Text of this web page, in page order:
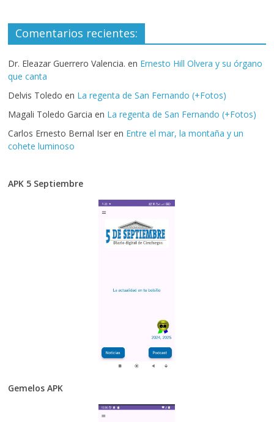
Comentarios recientes:
Dr. Eleazar Guerrero Valencia. en Ernesto Hill Olvera y su órgano
que canta
Delvis Toledo en La regenta de San Fernando (+Fotos)
Magali Toledo Garcia en La regenta de San Fernando (+Fotos)
Carlos Ernesto Bernal Iser en Entre el mar, la montaña y un
cohete luminoso
APK 5 Septiembre
Gemelos APK